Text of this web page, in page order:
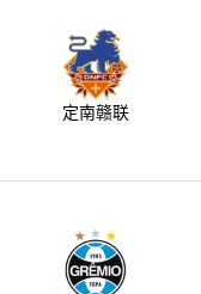
定南赣联